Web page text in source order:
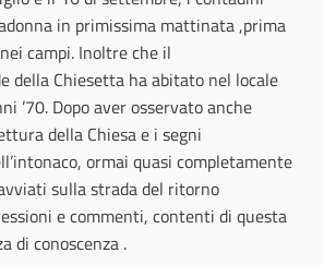
in primissima mattinata ,prima
campi. Inoltre che il
della Chiesetta ha abitato nel locale
’70. Dopo aver osservato anche
della Chiesa e i segni
ormai quasi completamente
sulla strada del ritorno
e commenti, contenti di questa
di conoscenza .